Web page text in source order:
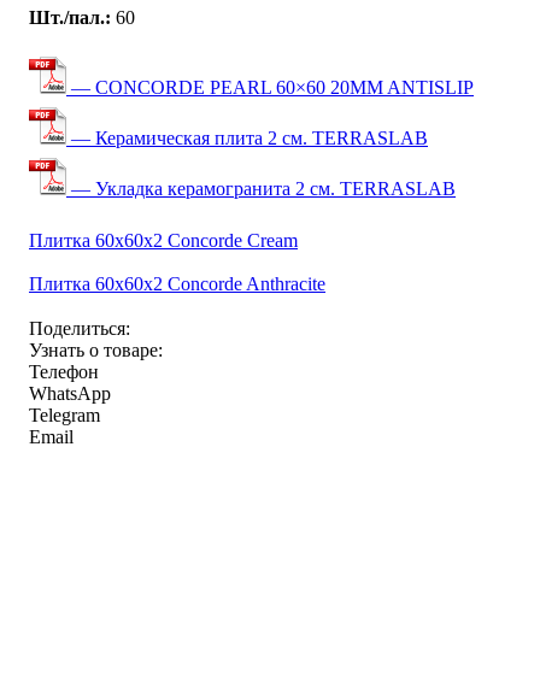
Шт./пал.: 60
— CONCORDE PEARL 60×60 20MM ANTISLIP
— Керамическая плита 2 см. TERRASLAB
— Укладка керамогранита 2 см. TERRASLAB
Плитка 60x60x2 Concorde Cream
Плитка 60x60x2 Concorde Anthracite
Поделиться:
Узнать о товаре:
Телефон
WhatsApp
Telegram
Email